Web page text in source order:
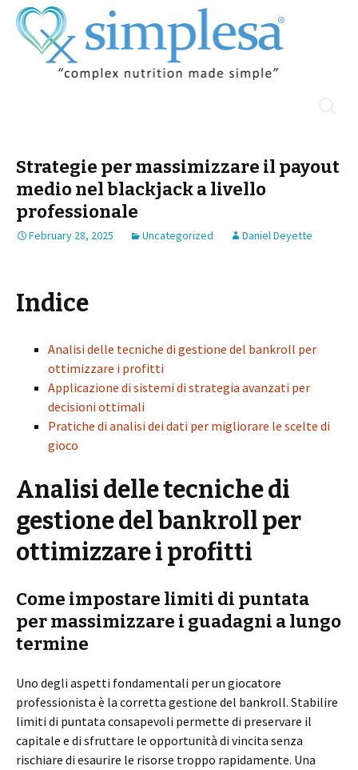
Strategie per massimizzare il payout
medio nel blackjack a livello
professionale
February 28, 2025 Uncategorized Daniel Deyette
Indice
Analisi delle tecniche di gestione del bankroll per
ottimizzare i profitti
Applicazione di sistemi di strategia avanzati per
decisioni ottimali
Pratiche di analisi dei dati per migliorare le scelte di
gioco
Analisi delle tecniche di
gestione del bankroll per
ottimizzare i profitti
Come impostare limiti di puntata
per massimizzare i guadagni a lungo
termine
Uno degli aspetti fondamentali per un giocatore
professionista è la corretta gestione del bankroll. Stabilire
limiti di puntata consapevoli permette di preservare il
capitale e di sfruttare le opportunità di vincita senza
rischiare di esaurire le risorse troppo rapidamente. Una